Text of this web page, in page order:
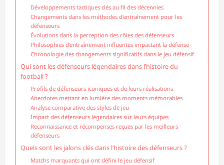
Développements tactiques clés au fil des décennies
Changements dans les méthodes d’entraînement pour les
défenseurs
Évolutions dans la perception des rôles des défenseurs
Philosophies d’entraînement influentes impactant la défense
Chronologie des changements significatifs dans le jeu défensif
Qui sont les défenseurs légendaires dans l’histoire du
football ?
Profils de défenseurs iconiques et de leurs réalisations
Anecdotes mettant en lumière des moments mémorables
Analyse comparative des styles de jeu
Impact des défenseurs légendaires sur leurs équipes
Reconnaissance et récompenses reçues par les meilleurs
défenseurs
Quels sont les jalons clés dans l’histoire des défenseurs ?
Matchs marquants qui ont défini le jeu défensif